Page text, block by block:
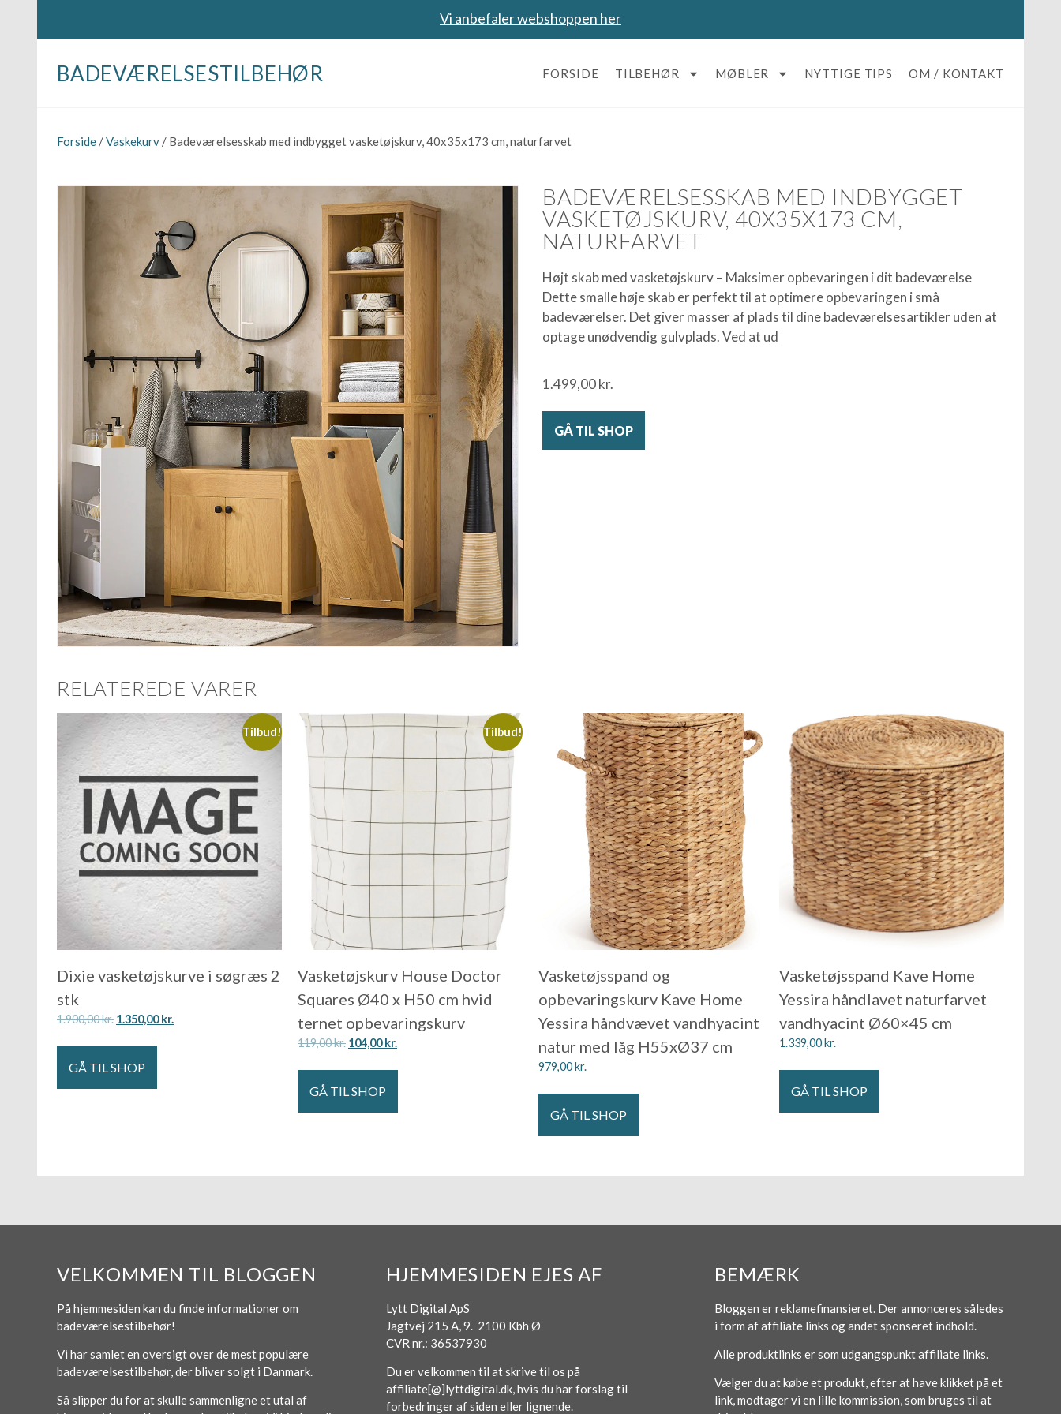
Vi anbefaler webshoppen her
BADEVÆRELSESTILBEHØR FORSIDE TILBEHØR MØBLER NYTTIGE TIPS OM / KONTAKT
Forside /Vaskekurv / Badeværelsesskab med indbygget vasketøjskurv, 40x35x173 cm, naturfarvet
BADEVÆRELSESSKAB MED INDBYGGET
VASKETØJSKURV, 40X35X173 CM,
NATURFARVET
Højt skab med vasketøjskurv – Maksimer opbevaringen i dit badeværelse
Dette smalle høje skab er perfekt til at optimere opbevaringen i små
badeværelser. Det giver masser af plads til dine badeværelsesartikler uden at
optage unødvendig gulvplads. Ved at ud
1.499,00kr.
GÅ TIL SHOP
RELATEREDE VARER
Tilbud!
Dixie vasketøjskurve i søgræs 2
stk
1.900,00kr. 1.350,00kr.
GÅ TIL SHOP
Tilbud!
Vasketøjskurv House Doctor
Squares Ø40 x H50 cm hvid
ternet opbevaringskurv
119,00kr. 104,00kr.
GÅ TIL SHOP
Vasketøjsspand og
opbevaringskurv Kave Home
Yessira håndvævet vandhyacint
natur med låg H55xØ37 cm
979,00kr.
GÅ TIL SHOP
Vasketøjsspand Kave Home
Yessira håndlavet naturfarvet
vandhyacint Ø60×45 cm
1.339,00kr.
GÅ TIL SHOP
VELKOMMEN TIL BLOGGEN
På hjemmesiden kan du finde informationer om
badeværelsestilbehør!
Vi har samlet en oversigt over de mest populære
badeværelsestilbehør, der bliver solgt i Danmark.
Så slipper du for at skulle sammenligne et utal af
HJEMMESIDEN EJES AF
Lytt Digital ApS
Jagtvej 215 A, 9. 2100 Kbh Ø
CVR nr.: 36537930
Du er velkommen til at skrive til os på
affiliate[@]lyttdigital.dk, hvis du har forslag til
forbedringer af siden eller lignende.
BEMÆRK
Bloggen er reklamefinansieret. Der annonceres således
i form af affiliate links og andet sponseret indhold.
Alle produktlinks er som udgangspunkt affiliate links.
Vælger du at købe et produkt, efter at have klikket på et
link, modtager vi en lille kommission, som bruges til at